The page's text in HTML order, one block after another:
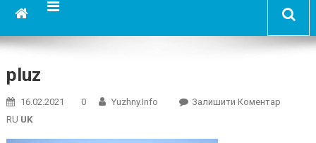
pluz
16.02.2021 0 Yuzhny.info Залишити КоментарOn
RU UK